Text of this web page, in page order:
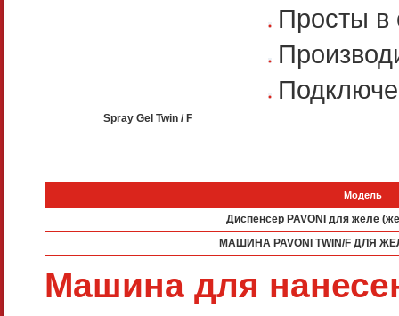
Просты в
Spray Gel Twin / F
Модель
Диспенсер PAVONI для желе
МАШИНА PAVONI TWIN/F ДЛЯ
Машина для